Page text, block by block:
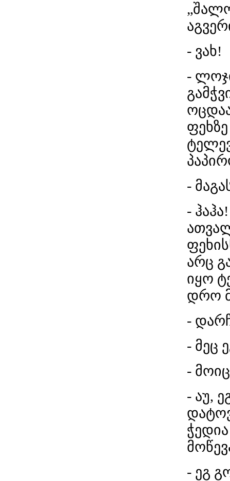
- ვახ!
-
-
-
არც
იყო
დრო
-
- მეც
-
- აუ,
- ეგ